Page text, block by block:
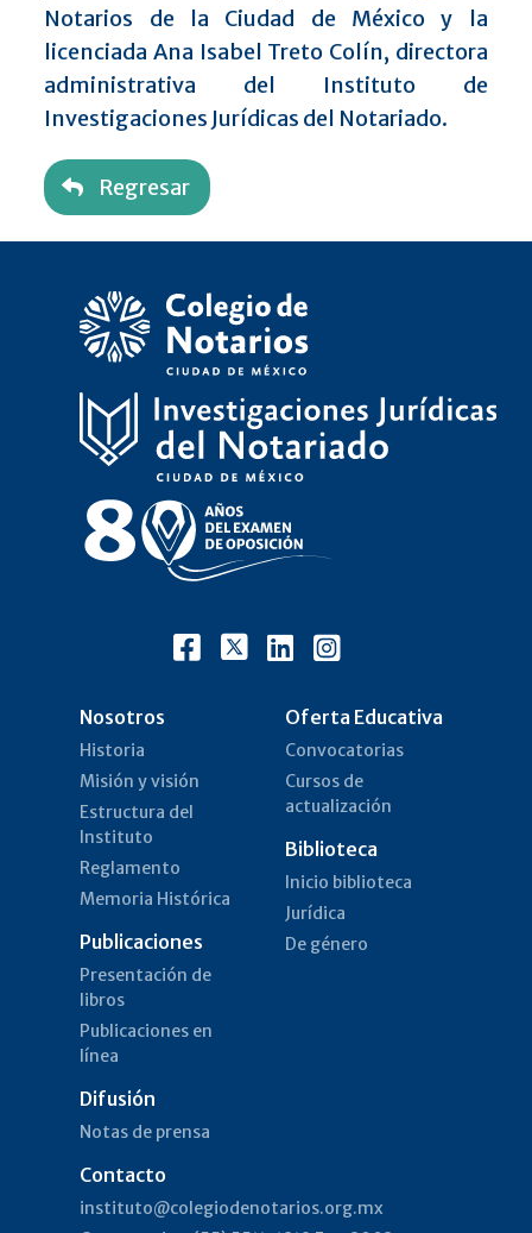
Notarios de la Ciudad de México y la
licenciada Ana Isabel Treto Colín, directora
administrativa del Instituto de
Investigaciones Jurídicas del Notariado.
Regresar
Nosotros
Historia
Misión y visión
Estructura del
Instituto
Reglamento
Memoria Histórica
Publicaciones
Presentación de
libros
Publicaciones en
línea
Oferta Educativa
Convocatorias
Cursos de
actualización
Biblioteca
Inicio biblioteca
Jurídica
De género
Difusión
Notas de prensa
Contacto
instituto@colegiodenotarios.org.mx